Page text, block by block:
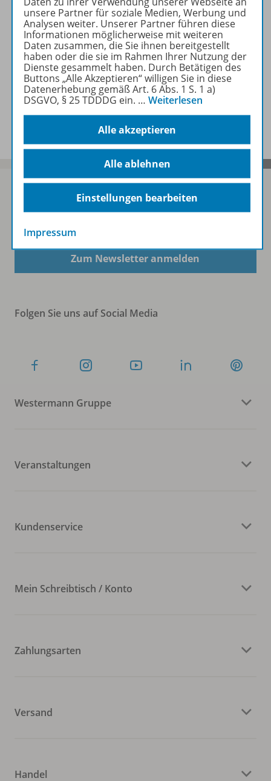
Beschreibung
Zugehörige Produkte
Benachrichtigungs-Service
Zum Newsletter anmelden
Folgen Sie uns auf Social Media
Westermann Gruppe
Veranstaltungen
Kundenservice
Mein Schreibtisch / Konto
Zahlungsarten
Versand
Handel
unsere Partner für soziale Medien, Werbung und
Analysen weiter. Unserer Partner führen diese
Informationen möglicherweise mit weiteren
Daten zusammen, die Sie ihnen bereitgestellt
haben oder die sie im Rahmen Ihrer Nutzung der
Dienste gesammelt haben. Durch Betätigen des
Buttons „Alle Akzeptieren“ willigen Sie in diese
Datenerhebung gemäß Art. 6 Abs. 1 S. 1 a)
DSGVO, § 25 TDDDG ein. … Weiterlesen
Alle akzeptieren
Alle ablehnen
Einstellungen bearbeiten
Impressum